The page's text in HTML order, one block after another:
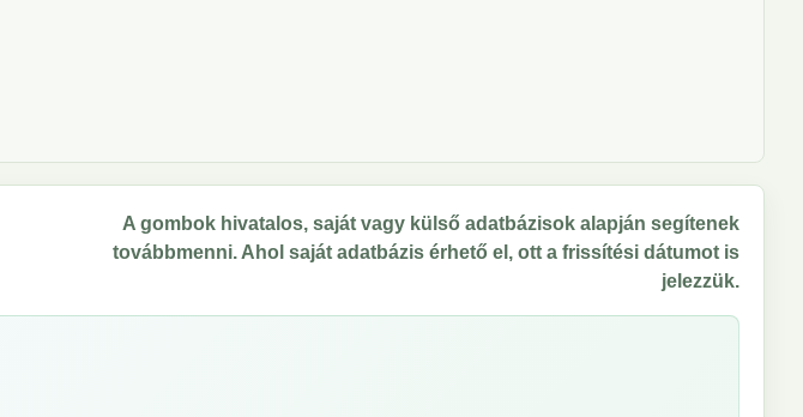
A gombok hivatalos, saját vagy külső adatbázisok alapján segítenek
továbbmenni. Ahol saját adatbázis érhető el, ott a frissítési dátumot is
jelezzük.